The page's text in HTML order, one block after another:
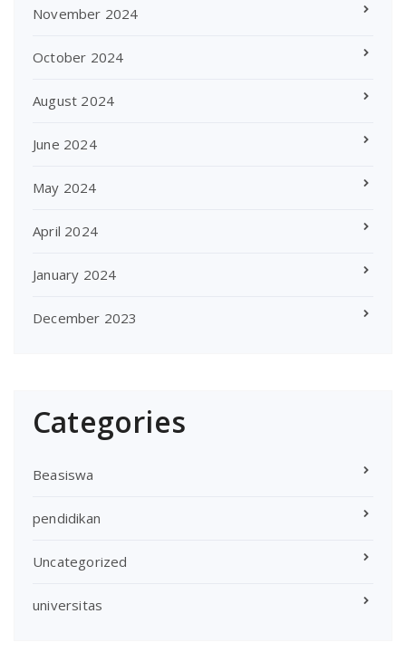
November 2024
October 2024
August 2024
June 2024
May 2024
April 2024
January 2024
December 2023
Categories
Beasiswa
pendidikan
Uncategorized
universitas